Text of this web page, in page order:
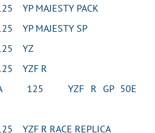
YP MAJESTY PACK
YP MAJESTY SP
YZ
YZF R
125 YZF R GP 50E
YZF R RACE REPLICA